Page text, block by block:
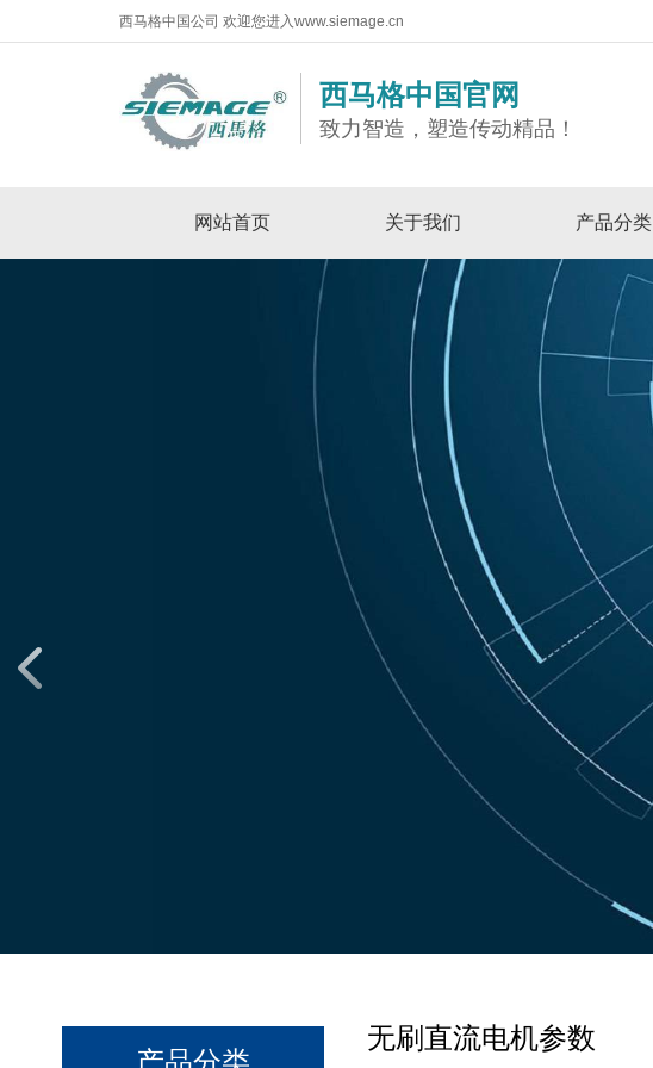
西马格中国公司 欢迎您进入www.siemage.cn
西马格中国官网
致力智造，塑造传动精品！
网站首页 关于我们 产品分类
产品分类
无刷直流电机参数